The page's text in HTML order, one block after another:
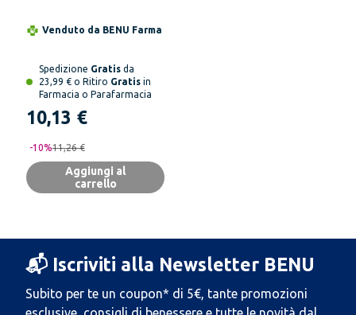
Venduto da BENU Farma
Spedizione Gratis da
23,99 € o Ritiro Gratis in
Farmacia o Parafarmacia
10,13 €
-10%11,26 €
Aggiungi al
carrello
📬 Iscriviti alla Newsletter BENU
Subito per te un coupon* di 5€, tante promozioni